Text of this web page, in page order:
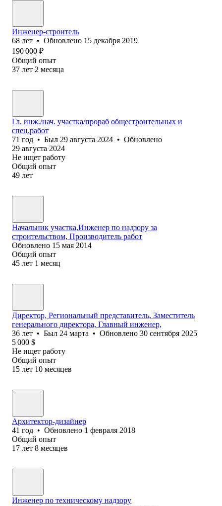
Инженер-строитель
68 лет • Обновлено 15 декабря 2019
190 000 ₽
Общий опыт
37 лет 2 месяца
Гл. инж./нач. участка/прораб общестроительных и
спец.работ
71 год • Был 29 августа 2024 • Обновлено
29 августа 2024
Не ищет работу
Общий опыт
49 лет
Начальник участка,Инженер по надзору за
строительством, Производитель работ
Обновлено 15 мая 2014
Общий опыт
45 лет 1 месяц
Директор, Региональный представитель, Заместитель
генерального директора, Главный инженер,
36 лет • Был 24 марта • Обновлено 30 сентября 2025
5 000 $
Не ищет работу
Общий опыт
15 лет 10 месяцев
Архитектор-дизайнер
41 год • Обновлено 1 февраля 2018
Общий опыт
17 лет 8 месяцев
Инженер по техническому надзору